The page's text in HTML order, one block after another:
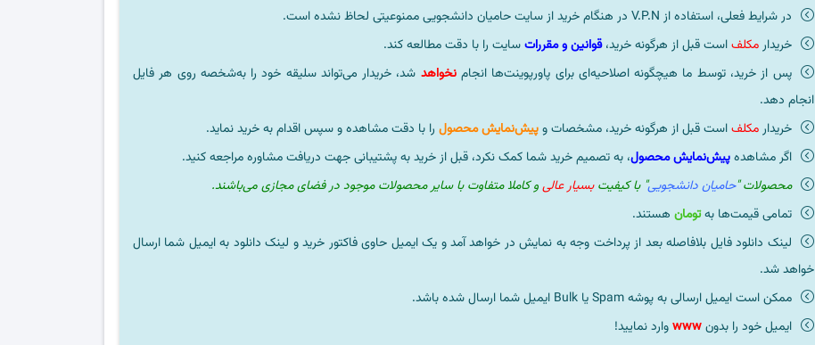
در شرایط فعلی، استفاده از V.P.N در هنگام خرید از سایت حامیان دانشجویی ممنوعیتی لحاظ نشده است.
خریدارمکلفاست قبل از هرگونه خرید،قوانین و مقرراتسایت را با دقت مطالعه کند.
پس از خرید، توسط ما هیچگونه اصلاحیه‌ای برای پاورپوینت‌ها انجامنخواهد شد، خریدار می‌تواند سلیقه خود را به‌شخصه روی هر فایل
انجام دهد.
خریدارمکلفاست قبل از هرگونه خرید، مشخصات وپیش‌نمایش محصول را با دقت مشاهده و سپس اقدام به خرید نماید.
اگر مشاهدهپیش‌نمایش محصول، به تصمیم خرید شما کمک نکرد، قبل از خرید به پشتیبانی جهت دریافت مشاوره مراجعه کنید.
محصولات "حامیان دانشجویی" با کیفیت بسیار عالی و کاملا متفاوت با سایر محصولات موجود در فضای مجازی می‌باشند.
تمامی قیمت‌ها بهتومان هستند.
لینک دانلود فایل بلافاصله بعد از پرداخت وجه به نمایش در خواهد آمد و یک ایمیل حاوی فاکتور خرید و لینک دانلود به ایمیل شما ارسال
خواهد شد.
ممکن است ایمیل ارسالی به پوشه Spam یا Bulk ایمیل شما ارسال شده باشد.
ایمیل خود را بدونwww وارد نمایید!